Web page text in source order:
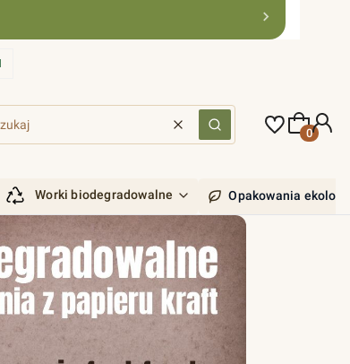
WyczyśćSzukaj
Produkty
Worki biodegradowalne Opakowania